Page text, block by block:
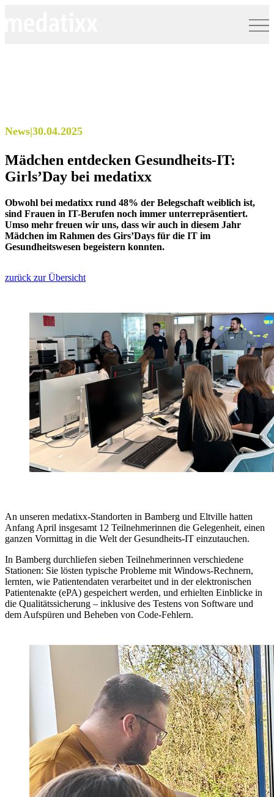
News|30.04.2025
Mädchen entdecken Gesundheits-IT:
Girls’Day bei medatixx
Obwohl bei medatixx rund 48% der Belegschaft weiblich ist,
sind Frauen in IT-Berufen noch immer unterrepräsentiert.
Umso mehr freuen wir uns, dass wir auch in diesem Jahr
Mädchen im Rahmen des Girs’Days für die IT im
Gesundheitswesen begeistern konnten.
zurück zur Übersicht
An unseren medatixx-Standorten in Bamberg und Eltville hatten
Anfang April insgesamt 12 Teilnehmerinnen die Gelegenheit, einen
ganzen Vormittag in die Welt der Gesundheits-IT einzutauchen.
In Bamberg durchliefen sieben Teilnehmerinnen verschiedene
Stationen: Sie lösten typische Probleme mit Windows-Rechnern,
lernten, wie Patientendaten verarbeitet und in der elektronischen
Patientenakte (ePA) gespeichert werden, und erhielten Einblicke in
die Qualitätssicherung – inklusive des Testens von Software und
dem Aufspüren und Beheben von Code-Fehlern.